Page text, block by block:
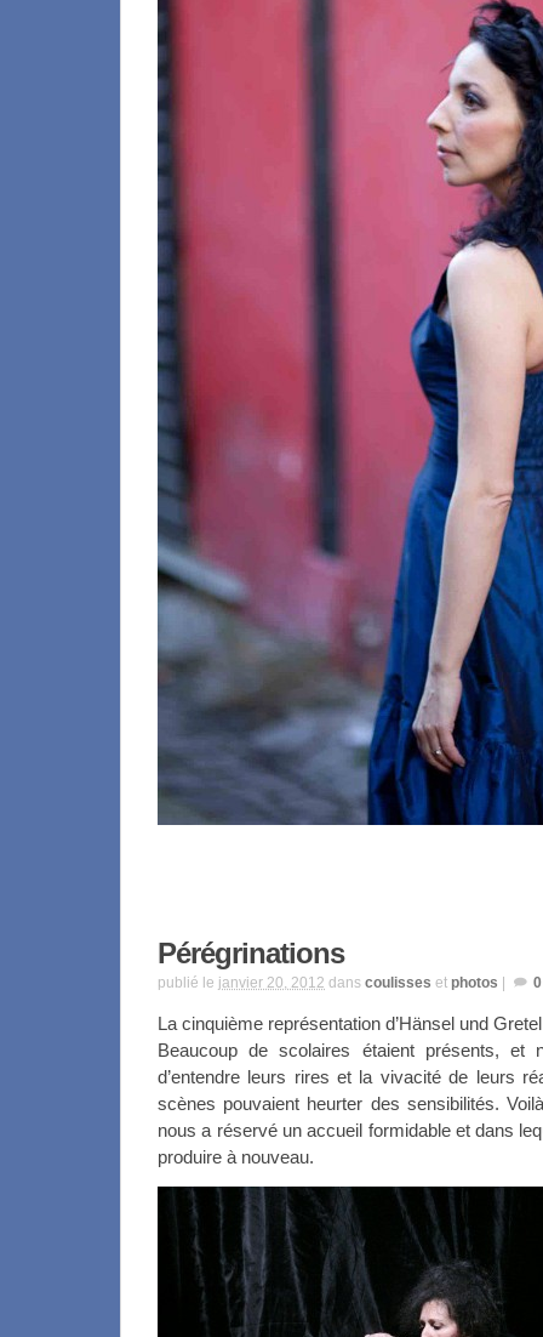
Pérégrinations
publié le janvier 20, 2012 dans coulisses et photos
La cinquième représentation d’Hänsel und
Beaucoup de scolaires étaient présents, et
d’entendre leurs rires et la vivacité de leurs
scènes pouvaient heurter des sensibilités.
nous a réservé un accueil formidable et dans
produire à nouveau.